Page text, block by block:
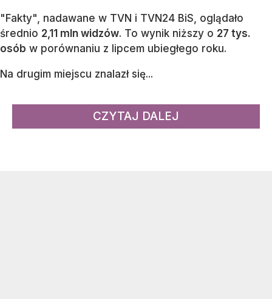
"Fakty", nadawane w TVN i TVN24 BiS, oglądało
średnio 2,11 mln widzów. To wynik niższy o 27 tys.
osób w porównaniu z lipcem ubiegłego roku.
Na drugim miejscu znalazł się...
CZYTAJ DALEJ